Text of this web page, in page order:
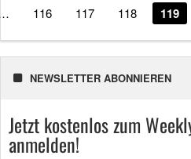
116 117 118 119
NEWSLETTER ABONNIEREN
Jetzt kostenlos zum
anmelden!